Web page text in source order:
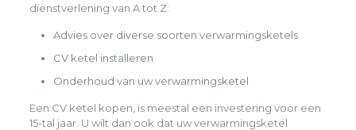
dienstverlening van A tot Z:
Advies over diverse soorten verwarmingsketels
CV ketel installeren
Onderhoud van uw verwarmingsketel
Een CV ketel kopen, is meestal een investering voor een
15-tal jaar. U wilt dan ook dat uw verwarmingsketel